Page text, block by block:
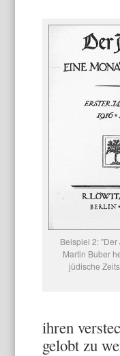
Beispiel 2:
Martin Buber
jüdische
ihren
gelobt zu